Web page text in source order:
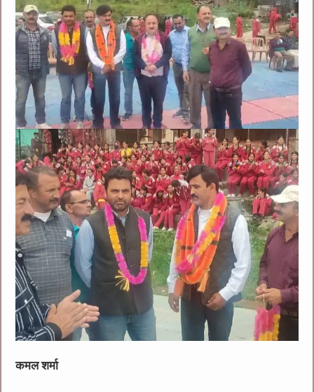
कमल शर्मा